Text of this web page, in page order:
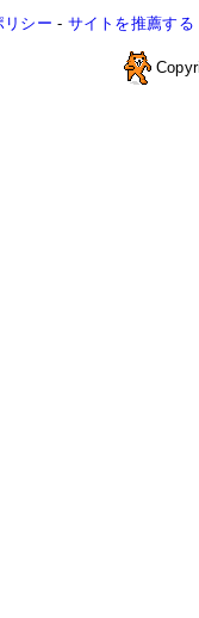
リシー - サイトを推薦する